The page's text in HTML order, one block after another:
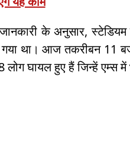
k
जानकारी के अनुसार,
गया था। आज तकरीबन 11
लोग घायल हुए हैं जिन्हें एम्स में